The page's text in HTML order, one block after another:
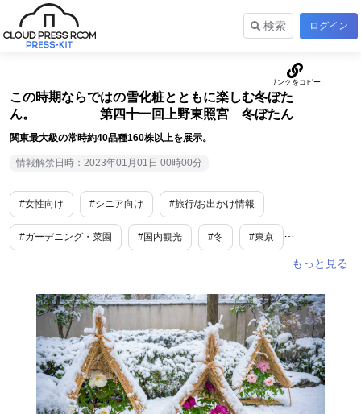
検索 ログイン
この時期ならではの雪化粧とともに楽しむ冬ぼた
ん。 第四十一回上野東照宮 冬ぼたん
関東最大級の常時約40品種160株以上を展示。
情報解禁日時：2023年01月01日 00時00分
#女性向け #シニア向け #旅行/お出かけ情報
#ガーデニング・菜園 #国内観光 #冬 #東京